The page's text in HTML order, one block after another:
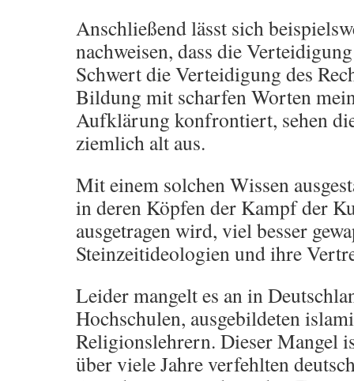
Anschließend lässt sich
nachweisen, dass die
Schwert die Verteidigung des
Bildung mit scharfen Worten
Aufklärung konfrontiert, sehen
ziemlich alt aus.
Mit einem solchen Wissen
in deren Köpfen der Kampf der
ausgetragen wird, viel besser
Steinzeitideologien und ihre
Leider mangelt es an in
Hochschulen, ausgebildeten
Religionslehrern. Dieser Mangel
über viele Jahre verfehlten